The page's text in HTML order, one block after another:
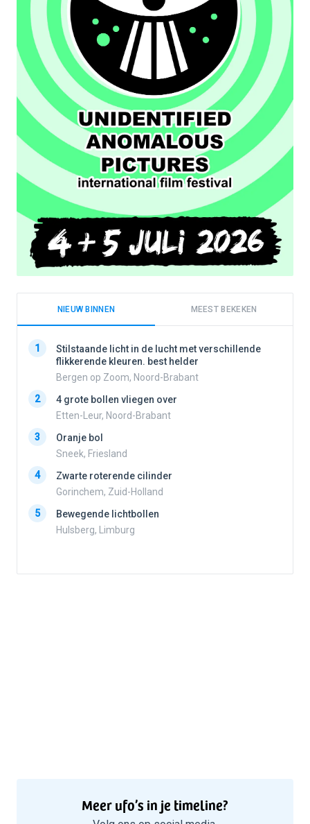
NIEUW BINNEN MEEST BEKEKEN
1
Stilstaande licht in de lucht met verschillende
flikkerende kleuren. best helder
Bergen op Zoom, Noord-Brabant
2
4 grote bollen vliegen over
Etten-Leur, Noord-Brabant
3
Oranje bol
Sneek, Friesland
4
Zwarte roterende cilinder
Gorinchem, Zuid-Holland
5
Bewegende lichtbollen
Hulsberg, Limburg
Meer ufo’s in je timeline?